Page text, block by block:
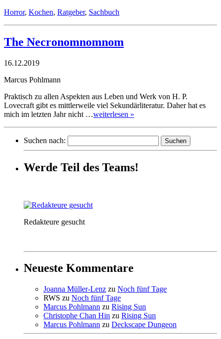
Horror, Kochen, Ratgeber, Sachbuch
The Necronomnomnom
16.12.2019
Marcus Pohlmann
Praktisch zu allen Aspekten aus Leben und Werk von H. P.
Lovecraft gibt es mittlerweile viel Sekundärliteratur. Daher hat es
mich im letzten Jahr nicht …weiterlesen »
Suchen nach:
Werde Teil des Teams!
Redakteure gesucht
Neueste Kommentare
Joanna Müller-Lenz zu Noch fünf Tage
RWS zu Noch fünf Tage
Marcus Pohlmann zu Rising Sun
Christophe Chan Hin zu Rising Sun
Marcus Pohlmann zu Deckscape Dungeon